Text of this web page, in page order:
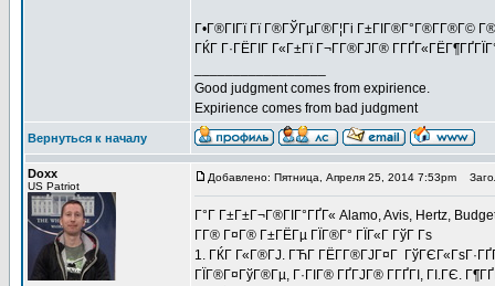
Г•Г®ГІГї Гї Г®ГЎГµГ®Г¦Гі Г±ГІГ®Г°Г®Г­Г®Г©
ГЌГ Г·ГЁГІГ Г«Г±Гї Г¬Г­Г®ГЈГ®
Good judgment comes from expirience.
Expirience comes from bad judgment
Вернуться к началу
Doxx
US Patriot
Добавлено: Пятница, Апреля 25, 2014 7:53pm
Г°Г Г±Г±Г¬Г®ГІГ°ГҐГ« Alamo, Avis, Hertz,
Г­Г® Г¤Г® Г±ГЁГµ ГЇГ®Г° ГЇГ«Г ГўГ Гѕ
1. ГЌГ Г«Г®ГЈ. ГЋГ­ ГЁГ­Г®ГЈГ¤Г
ГЇГ®Г¤ГўГ®Гµ, Г·ГІГ® ГҐГЈГ® Г­ГҐГІ, ГІ.ГЄ.